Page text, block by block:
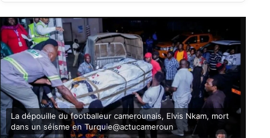
La dépouille du footballeur camerounais, Elvis Nkam, mort
dans un séisme en Turquie@actucameroun